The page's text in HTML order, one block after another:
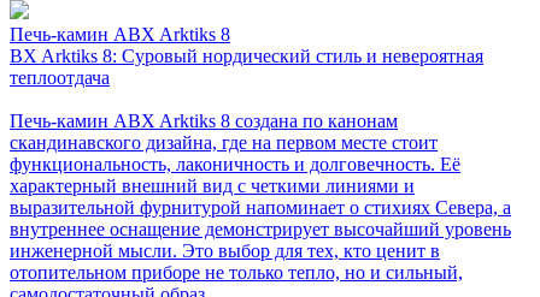
Печь-камин ABX Arktiks 8
BX Arktiks 8: Суровый нордический стиль и невероятная
теплоотдача
Печь-камин ABX Arktiks 8 создана по канонам
скандинавского дизайна, где на первом месте стоит
функциональность, лаконичность и долговечность. Её
характерный внешний вид с четкими линиями и
выразительной фурнитурой напоминает о стихиях Севера, а
внутреннее оснащение демонстрирует высочайший уровень
инженерной мысли. Это выбор для тех, кто ценит в
отопительном приборе не только тепло, но и сильный,